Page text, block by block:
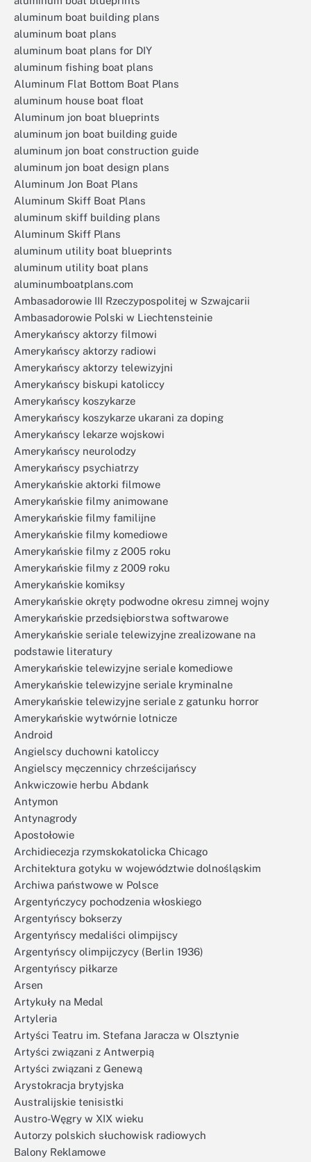
aluminum boat building plans
aluminum boat plans
aluminum boat plans for DIY
aluminum fishing boat plans
Aluminum Flat Bottom Boat Plans
aluminum house boat float
Aluminum jon boat blueprints
aluminum jon boat building guide
aluminum jon boat construction guide
aluminum jon boat design plans
Aluminum Jon Boat Plans
Aluminum Skiff Boat Plans
aluminum skiff building plans
Aluminum Skiff Plans
aluminum utility boat blueprints
aluminum utility boat plans
aluminumboatplans.com
Ambasadorowie III Rzeczypospolitej w Szwajcarii
Ambasadorowie Polski w Liechtensteinie
Amerykańscy aktorzy filmowi
Amerykańscy aktorzy radiowi
Amerykańscy aktorzy telewizyjni
Amerykańscy biskupi katoliccy
Amerykańscy koszykarze
Amerykańscy koszykarze ukarani za doping
Amerykańscy lekarze wojskowi
Amerykańscy neurolodzy
Amerykańscy psychiatrzy
Amerykańskie aktorki filmowe
Amerykańskie filmy animowane
Amerykańskie filmy familijne
Amerykańskie filmy komediowe
Amerykańskie filmy z 2005 roku
Amerykańskie filmy z 2009 roku
Amerykańskie komiksy
Amerykańskie okręty podwodne okresu zimnej wojny
Amerykańskie przedsiębiorstwa softwarowe
Amerykańskie seriale telewizyjne zrealizowane na
podstawie literatury
Amerykańskie telewizyjne seriale komediowe
Amerykańskie telewizyjne seriale kryminalne
Amerykańskie telewizyjne seriale z gatunku horror
Amerykańskie wytwórnie lotnicze
Android
Angielscy duchowni katoliccy
Angielscy męczennicy chrześcijańscy
Ankwiczowie herbu Abdank
Antymon
Antynagrody
Apostołowie
Archidiecezja rzymskokatolicka Chicago
Architektura gotyku w województwie dolnośląskim
Archiwa państwowe w Polsce
Argentyńczycy pochodzenia włoskiego
Argentyńscy bokserzy
Argentyńscy medaliści olimpijscy
Argentyńscy olimpijczycy (Berlin 1936)
Argentyńscy piłkarze
Arsen
Artykuły na Medal
Artyleria
Artyści Teatru im. Stefana Jaracza w Olsztynie
Artyści związani z Antwerpią
Artyści związani z Genewą
Arystokracja brytyjska
Australijskie tenisistki
Austro-Węgry w XIX wieku
Autorzy polskich słuchowisk radiowych
Balony Reklamowe